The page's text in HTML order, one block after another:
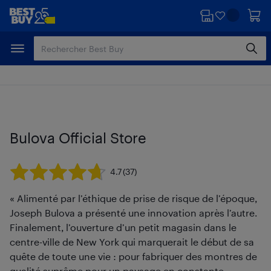
Passer
principal
Passer
Bulova Official Store
4.7(37)
« Alimenté par l’éthique de prise de risque de l’époque,
Joseph Bulova a présenté une innovation après l’autre.
Finalement, l’ouverture d’un petit magasin dans le
centre-ville de New York qui marquerait le début de sa
quête de toute une vie : pour fabriquer des montres de